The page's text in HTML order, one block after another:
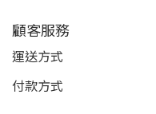
顧客服務
運送方式
付款方式